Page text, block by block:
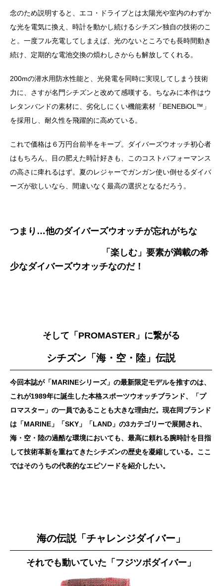
念のため説明すると、エコ・ドライブとは太陽光や室内のわずか
な光を電気に換え、時計を動かし続けるシチズン独自の技術のこ
と。一度フル充電してしまえば、光のないところでも長時間動き
続け、定期的な電池交換の煩わしさからも解放してくれる。
200mの潜水用防水性能と、光発電を同時に実現してしまう技術
力に、さすが名門シチズンと改めて感嘆する。ちなみに本作はウ
レタンバンドの素材に、劣化しにくい機能素材「BENEBiOL™️」
を採用し、耐久性を飛躍的に高めている。
これで価格は６万円台前半をキープ。ダイバーズウオッチ初心者
はもちろん、目の肥えた時計好きも、このコストパフォーマンス
の高さに痺れるはず。夏のレジャーでガンガン使い倒せるダイバ
ーズが欲しいなら、間違いなく最高の選択となるだろう。
つまり…他のダイバーズウオッチが忘れがちな
「楽しむ」要素が満載の希
少なダイバーズウオッチなのだ！
そして「PROMASTER」に繋がる
シチズン「海・空・陸」伝説
今回本誌が「MARINEシリーズ」の最新限定モデルを推すのは、
これが1989年に誕生した本格スポーツウオッチブランド、「プ
ロマスター」の一員であることも大きな理由だ。現在同ブランド
は「MARINE」「SKY」「LAND」の3カテゴリーで展開され、
海・空・陸の過酷な環境においても、最高に頼れる腕時計を目指
して技術革新を重ねてきたシチズンの歴史を凝縮している。ここ
ではそのうちの代表的なエピソードを紹介したい。
海の伝説「チャレンジダイバー」
それでも動いていた「フジツボダイバー」